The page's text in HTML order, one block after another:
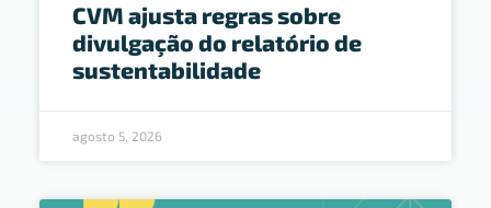
CVM ajusta regras sobre
divulgação do relatório de
sustentabilidade
agosto 5, 2026